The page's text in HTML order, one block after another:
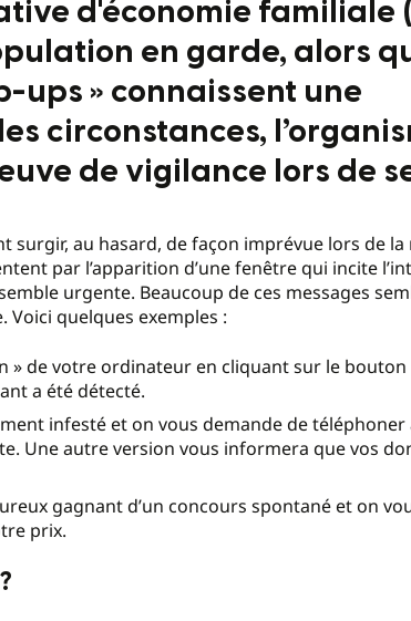
d'économie familiale
en garde, alors
ups » connaissent une
circonstances,
de vigilance lors de
surgir, au hasard, de façon imprévue lors de
par l’apparition d’une fenêtre qui incite
urgente. Beaucoup de ces messages
quelques exemples :
» de votre ordinateur en cliquant sur le
a été détecté.
infesté et on vous demande de
Une autre version vous informera que vos
gagnant d’un concours spontané et on
prix.